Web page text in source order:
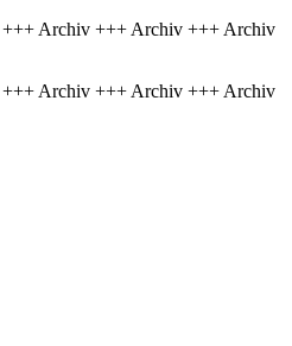
Archiv +++ Archiv +++ Archiv
Archiv +++ Archiv +++ Archiv